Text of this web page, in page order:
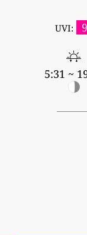
UVI: 9
5:31 ~